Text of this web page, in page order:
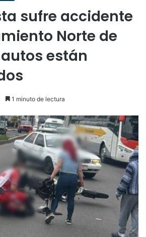
sufre accidente
Norte de
están
1 minuto de lectura